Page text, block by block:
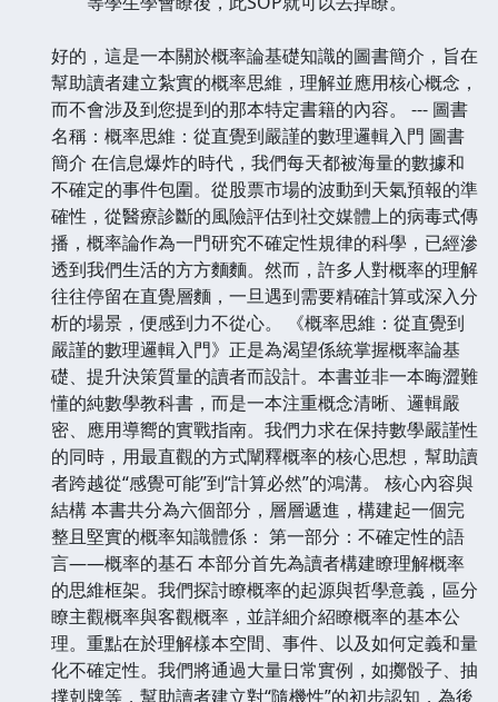
好的，這是一本關於概率論基礎知識的圖書簡介，旨在
幫助讀者建立紮實的概率思維，理解並應用核心概念，
而不會涉及到您提到的那本特定書籍的內容。 --- 圖書
名稱：概率思維：從直覺到嚴謹的數理邏輯入門 圖書
簡介 在信息爆炸的時代，我們每天都被海量的數據和
不確定的事件包圍。從股票市場的波動到天氣預報的準
確性，從醫療診斷的風險評估到社交媒體上的病毒式傳
播，概率論作為一門研究不確定性規律的科學，已經滲
透到我們生活的方方麵麵。然而，許多人對概率的理解
往往停留在直覺層麵，一旦遇到需要精確計算或深入分
析的場景，便感到力不從心。 《概率思維：從直覺到
嚴謹的數理邏輯入門》正是為渴望係統掌握概率論基
礎、提升決策質量的讀者而設計。本書並非一本晦澀難
懂的純數學教科書，而是一本注重概念清晰、邏輯嚴
密、應用導嚮的實戰指南。我們力求在保持數學嚴謹性
的同時，用最直觀的方式闡釋概率的核心思想，幫助讀
者跨越從“感覺可能”到“計算必然”的鴻溝。 核心內容與
結構 本書共分為六個部分，層層遞進，構建起一個完
整且堅實的概率知識體係： 第一部分：不確定性的語
言——概率的基石 本部分首先為讀者構建瞭理解概率
的思維框架。我們探討瞭概率的起源與哲學意義，區分
瞭主觀概率與客觀概率，並詳細介紹瞭概率的基本公
理。重點在於理解樣本空間、事件、以及如何定義和量
化不確定性。我們將通過大量日常實例，如擲骰子、抽
撲剋牌等，幫助讀者建立對“隨機性”的初步認知，為後